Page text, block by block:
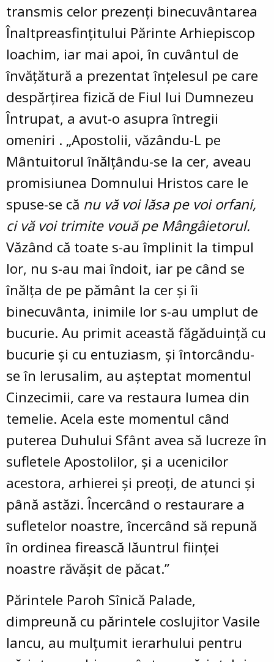
transmis celor prezenți binecuvântarea
Înaltpreasfințitului Părinte Arhiepiscop
Ioachim, iar mai apoi, în cuvântul de
învățătură a prezentatînțelesul pe care
despărțirea fizică de Fiul lui Dumnezeu
Întrupat, a avut-o asupra întregii
omeniri . „Apostolii, văzându-L pe
Mântuitorul înălțându-se la cer, aveau
promisiunea Domnului Hristos care le
spuse-se că nu vă voi lăsa pe voi orfani,
ci vă voi trimite vouă pe Mângâietorul.
Văzând că toate s-au împlinit la timpul
lor, nu s-au mai îndoit, iar pe când se
înălța de pe pământ la cer și îi
binecuvânta, inimile lor s-au umplut de
bucurie. Au primit această făgăduință cu
bucurie și cu entuziasm, și întorcându-
se în Ierusalim, au așteptat momentul
Cinzecimii, care va restaura lumea din
temelie. Acela este momentul când
puterea Duhului Sfânt avea să lucreze în
sufletele Apostolilor, și a ucenicilor
acestora, arhierei și preoți, de atunci și
până astăzi. Încercând o restaurare a
sufletelor noastre, încercând să repună
în ordinea firească lăuntrul ființei
noastre răvășit de păcat.”
Părintele Paroh Sînică Palade,
dimpreună cu părintele coslujitor Vasile
Iancu, au mulțumit ierarhului pentru